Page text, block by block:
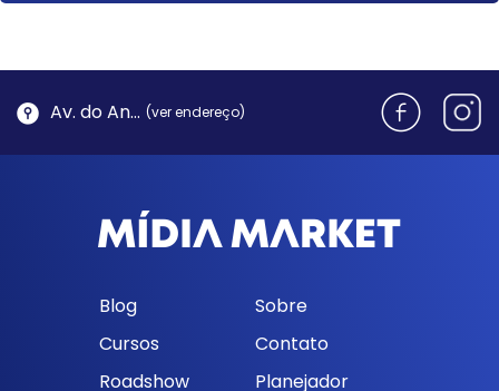
Av. do Antão, 1762 - Morro da Cruz | Florianópolis (ver endereço)
Blog
Sobre
Cursos
Contato
Roadshow
Planejador